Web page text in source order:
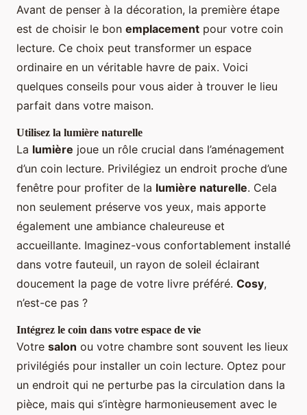
Avant de penser à la décoration, la première étape
est de choisir le bon emplacement pour votre coin
lecture. Ce choix peut transformer un espace
ordinaire en un véritable havre de paix. Voici
quelques conseils pour vous aider à trouver le lieu
parfait dans votre maison.
Utilisez la lumière naturelle
La lumière joue un rôle crucial dans l’aménagement
d’un coin lecture. Privilégiez un endroit proche d’une
fenêtre pour profiter de la lumière naturelle. Cela
non seulement préserve vos yeux, mais apporte
également une ambiance chaleureuse et
accueillante. Imaginez-vous confortablement installé
dans votre fauteuil, un rayon de soleil éclairant
doucement la page de votre livre préféré. Cosy,
n’est-ce pas ?
Intégrez le coin dans votre espace de vie
Votre salon ou votre chambre sont souvent les lieux
privilégiés pour installer un coin lecture. Optez pour
un endroit qui ne perturbe pas la circulation dans la
pièce, mais qui s’intègre harmonieusement avec le